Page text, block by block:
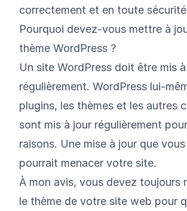
correctement et en toute
Pourquoi devez-vous mettre à
thème WordPress ?
Un site WordPress doit être mis
régulièrement. WordPress lui-
plugins, les thèmes et les autres
sont mis à jour régulièrement
raisons. Une mise à jour que
pourrait menacer votre site.
À mon avis, vous devez toujours
le thème de votre site web pour